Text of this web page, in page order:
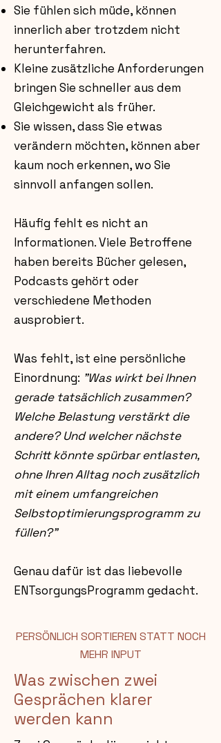
Sie fühlen sich müde, können
innerlich aber trotzdem nicht
herunterfahren.
Kleine zusätzliche Anforderungen
bringen Sie schneller aus dem
Gleichgewicht als früher.
Sie wissen, dass Sie etwas
verändern möchten, können aber
kaum noch erkennen, wo Sie
sinnvoll anfangen sollen.
Häufig fehlt es nicht an
Informationen. Viele Betroffene
haben bereits Bücher gelesen,
Podcasts gehört oder
verschiedene Methoden
ausprobiert.
Was fehlt, ist eine persönliche
Einordnung: "Was wirkt bei Ihnen
gerade tatsächlich zusammen?
Welche Belastung verstärkt die
andere? Und welcher nächste
Schritt könnte spürbar entlasten,
ohne Ihren Alltag noch zusätzlich
mit einem umfangreichen
Selbstoptimierungsprogramm zu
füllen?"
Genau dafür ist das liebevolle
ENTsorgungsProgramm gedacht.
PERSÖNLICH SORTIEREN STATT NOCH
MEHR INPUT
Was zwischen zwei
Gesprächen klarer
werden kann